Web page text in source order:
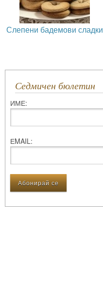
Слепени бадемови сладки
Седмичен бюлетин
ИМЕ:
ЕMAIL: